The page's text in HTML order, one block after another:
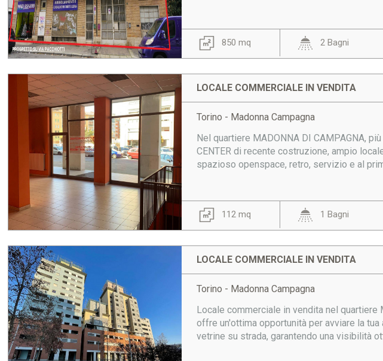
850 mq 2 Bagni
LOCALE COMMERCIALE IN VENDITA
Torino - Madonna Campagna
Nel quartiere MADONNA DI CAMPAGNA,
CENTER di recente costruzione, ampio
spazioso openspace, retro, servizio e al
112 mq 1 Bagni
LOCALE COMMERCIALE IN VENDITA
Torino - Madonna Campagna
Locale commerciale in vendita nel quartiere
offre un'ottima opportunità per avviare la
vetrine su strada, garantendo una visibilità